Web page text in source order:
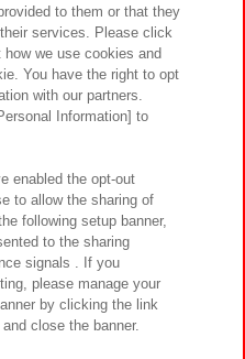
ティ サイトポリシー
クセシビリティ方針と検証結果
よくあるご質問・お問い合わせ
Inc.
to them or that they
services. Please click
we use cookies and
You have the right to opt
with our partners.
Information] to
enabled the opt-out
to allow the sharing of
following setup banner,
to the sharing
signals . If you
please manage your
by clicking the link
close the banner.